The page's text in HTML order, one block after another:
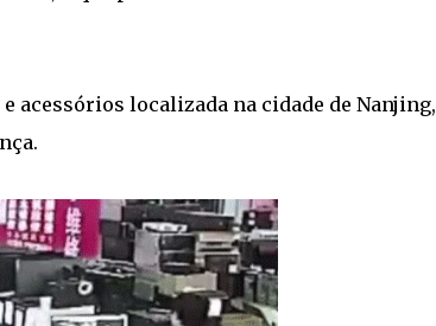
e acessórios localizada na cidade de Nanjing,